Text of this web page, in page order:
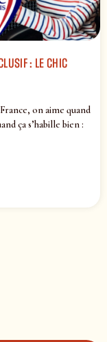
: LE CHIC
on aime quand
ça s’habille bien :